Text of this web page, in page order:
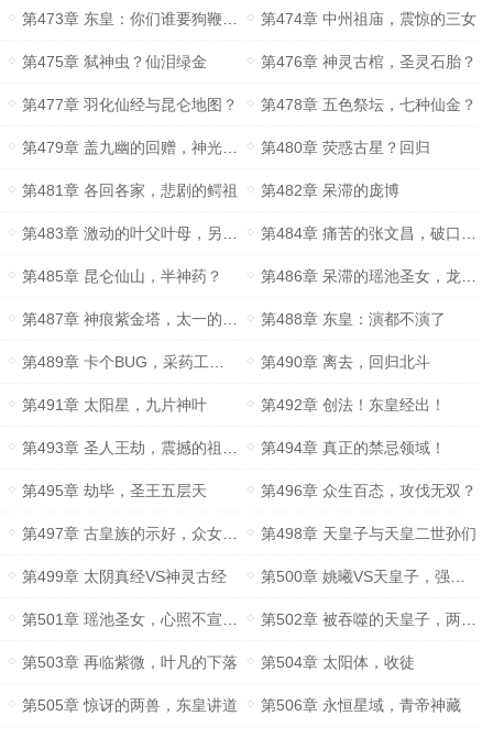
第473章 东皇：你们谁要狗鞭补补吗？ 第474章 中州祖庙，震惊的三女
第475章 弑神虫？仙泪绿金 第476章 神灵古棺，圣灵石胎？
第477章 羽化仙经与昆仑地图？ 第478章 五色祭坛，七种仙金？
第479章 盖九幽的回赠，神光台？ 第480章 荧惑古星？回归
第481章 各回各家，悲剧的鳄祖 第482章 呆滞的庞博
第483章 激动的叶父叶母，另一个庞博 第484章 痛苦的张文昌，破口大骂的庞博
第485章 昆仑仙山，半神药？ 第486章 呆滞的瑶池圣女，龙马？
第487章 神痕紫金塔，太一的安排 第488章 东皇：演都不演了
第489章 卡个BUG，采药工——白虎神药！ 第490章 离去，回归北斗
第491章 太阳星，九片神叶 第492章 创法！东皇经出！
第493章 圣人王劫，震撼的祖王们 第494章 真正的禁忌领域！
第495章 劫毕，圣王五层天 第496章 众生百态，攻伐无双？
第497章 古皇族的示好，众女的变化 第498章 天皇子与天皇二世孙们
第499章 太阴真经VS神灵古经 第500章 姚曦VS天皇子，强强碰撞
第501章 瑶池圣女，心照不宣的关系 第502章 被吞噬的天皇子，两兽的选择
第503章 再临紫微，叶凡的下落 第504章 太阳体，收徒
第505章 惊讶的两兽，东皇讲道 第506章 永恒星域，青帝神藏